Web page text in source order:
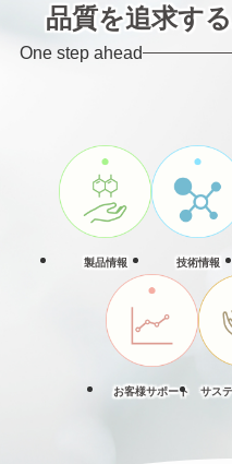
品質を追求す
One step ahead
製品情報 技術情報
お客様サポート サス